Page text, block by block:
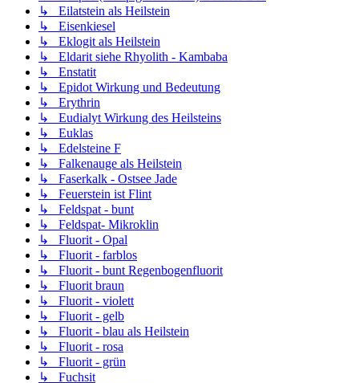
↳ Eilatstein als Heilstein
↳ Eisenkiesel
↳ Eklogit als Heilstein
↳ Eldarit siehe Rhyolith - Kambaba
↳ Enstatit
↳ Epidot Wirkung und Bedeutung
↳ Erythrin
↳ Eudialyt Wirkung des Heilsteins
↳ Euklas
↳ Edelsteine F
↳ Falkenauge als Heilstein
↳ Faserkalk - Ostsee Jade
↳ Feuerstein ist Flint
↳ Feldspat - bunt
↳ Feldspat- Mikroklin
↳ Fluorit - Opal
↳ Fluorit - farblos
↳ Fluorit - bunt Regenbogenfluorit
↳ Fluorit braun
↳ Fluorit - violett
↳ Fluorit - gelb
↳ Fluorit - blau als Heilstein
↳ Fluorit - rosa
↳ Fluorit - grün
↳ Fuchsit